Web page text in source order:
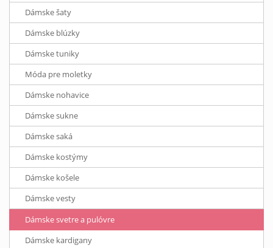
Dámske šaty
Dámske blúzky
Dámske tuniky
Móda pre moletky
Dámske nohavice
Dámske sukne
Dámske saká
Dámske kostýmy
Dámske košele
Dámske vesty
Dámske svetre a pulóvre
Dámske kardigany